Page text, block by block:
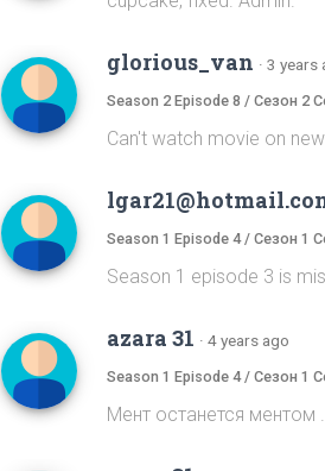
glorious_van · 3 years
Season 2 Episode 8 / Сезон 2
Can't watch movie on
Season 1 Episode 4 / Сезон 1
Season 1 episode 3 is
azara 31 · 4 years ago
Season 1 Episode 4 / Сезон 1
Мент останется ментом